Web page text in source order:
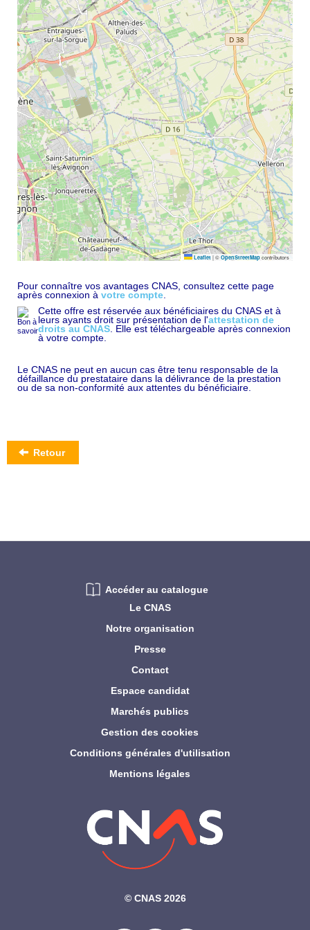
Leaflet |© OpenStreetMap contributors
Pour connaître vos avantages CNAS, consultez cette page
après connexion à votre compte.
Cette offre est réservée aux bénéficiaires du CNAS et à
leurs ayants droit sur présentation de l'attestation de
droits au CNAS. Elle est téléchargeable après connexion
à votre compte.
Le CNAS ne peut en aucun cas être tenu responsable de la
défaillance du prestataire dans la délivrance de la prestation
ou de sa non-conformité aux attentes du bénéficiaire.
Retour
©‎ CNAS 2026
Le CNAS
Notre organisation
Presse
Contact
Espace candidat
Marchés publics
Gestion des cookies
Conditions générales d'utilisation
Mentions légales
Accéder au catalogue